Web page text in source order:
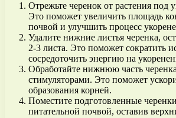
Отрежьте черенок от растения под
Это поможет увеличить площадь
почвой и улучшить процесс
Удалите нижние листья черенка,
2-3 листа. Это поможет сократить
сосредоточить энергию на
Обработайте нижнюю часть
стимуляторами. Это поможет
образования корней.
Поместите подготовленные
питательной почвой, оставив